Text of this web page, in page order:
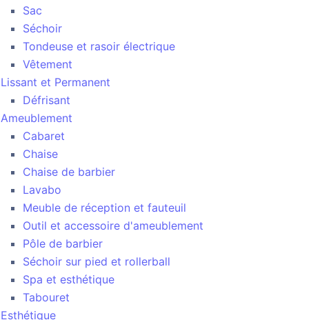
Sac
Séchoir
Tondeuse et rasoir électrique
Vêtement
Lissant et Permanent
Défrisant
Ameublement
Cabaret
Chaise
Chaise de barbier
Lavabo
Meuble de réception et fauteuil
Outil et accessoire d'ameublement
Pôle de barbier
Séchoir sur pied et rollerball
Spa et esthétique
Tabouret
Esthétique